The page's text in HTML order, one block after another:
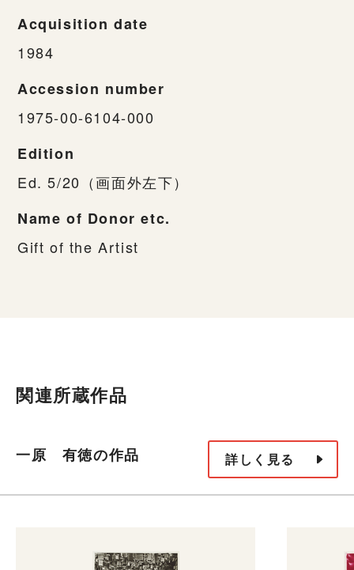
Acquisition date
1984
Accession number
1975-00-6104-000
Edition
Ed. 5/20（画面外左下）
Name of Donor etc.
Gift of the Artist
関連所蔵作品
一原 有徳の作品 詳しく見る